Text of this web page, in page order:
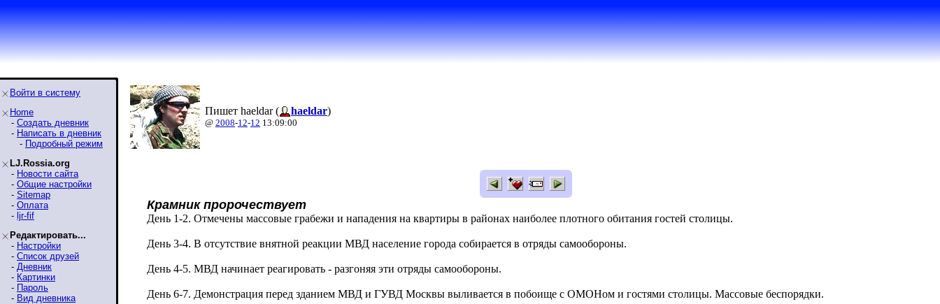
Войти в систему
Home
- Создать дневник
- Написать в дневник
- Подробный режим
LJ.Rossia.org
- Новости сайта
- Общие настройки
- Sitemap
- Оплата
- ljr-fif
Редактировать...
- Настройки
- Список друзей
- Дневник
- Картинки
- Пароль
- Вид дневника
Пишет haeldar ( haeldar)
@ 2008-12-12 13:09:00
Крамник пророчествует
День 1-2. Отмечены массовые грабежи и нападения на квартиры в районах наиболее плотного обитания гостей столицы.
День 3-4. В отсутствие внятной реакции МВД население города собирается в отряды самообороны.
День 4-5. МВД начинает реагировать - разгоняя эти отряды самообороны.
День 6-7. Демонстрация перед зданием МВД и ГУВД Москвы выливается в побоище с ОМОНом и гостями столицы. Массовые беспорядки.